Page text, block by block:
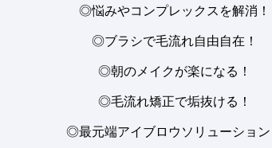
◎悩みやコンプレックスを解消！
◎ブラシで毛流れ自由自在！
◎朝のメイクが楽になる！
◎毛流れ矯正で垢抜ける！
◎最元端アイブロウソリューション